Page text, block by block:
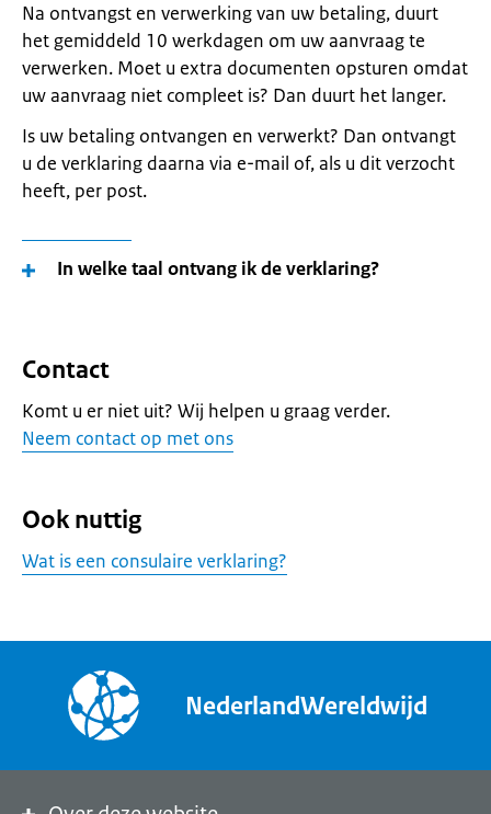
Na ontvangst en verwerking van uw betaling, duurt
het gemiddeld 10 werkdagen om uw aanvraag te
verwerken. Moet u extra documenten opsturen omdat
uw aanvraag niet compleet is? Dan duurt het langer.
Is uw betaling ontvangen en verwerkt? Dan ontvangt
u de verklaring daarna via e-mail of, als u dit verzocht
heeft, per post.
In welke taal ontvang ik de verklaring?
Contact
Komt u er niet uit? Wij helpen u graag verder.
Neem contact op met ons
Ook nuttig
Wat is een consulaire verklaring?
NederlandWereldwijd